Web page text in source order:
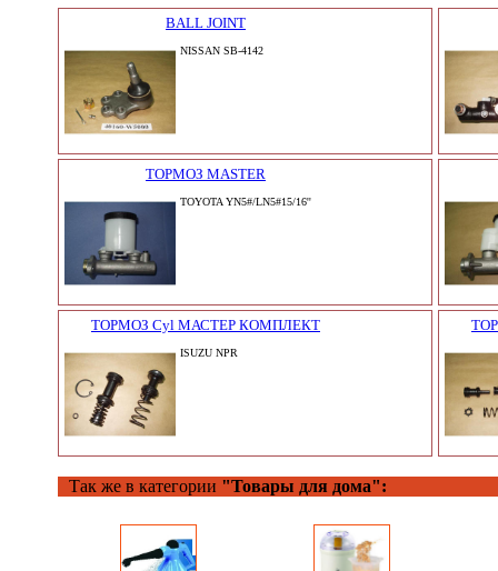
BALL JOINT
NISSAN SB-4142
ТОРМОЗ MASTER
TOYOTA YN5#/LN5#15/16''
ТОРМОЗ Cyl МАСТЕР КОМПЛЕКТ
ISUZU NPR
Так же в категории "Товары для дома":